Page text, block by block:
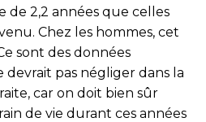
de 2,2 années que celles
Chez les hommes, cet
sont des données
devrait pas négliger dans la
car on doit bien sûr
de vie durant ces années